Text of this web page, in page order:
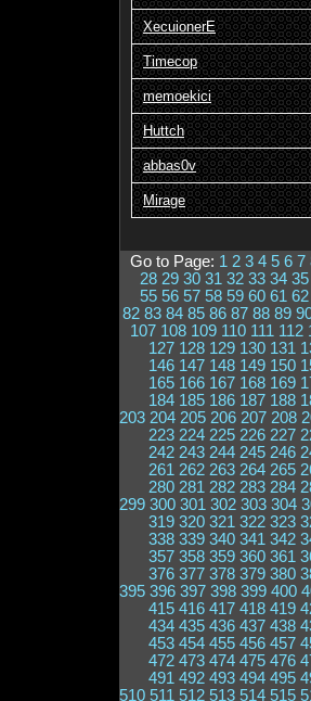
XecuionerE
Timecop
memoekici
Huttch
abbas0v
Mirage
Go to Page: 1 2 3 4 5 6 7
28 29 30 31 32 33 34 35
55 56 57 58 59 60 61 62
82 83 84 85 86 87 88 89
107 108 109 110 111 112
127 128 129 130 131
146 147 148 149 150
165 166 167 168 169
184 185 186 187 188
203 204 205 206 207 208
223 224 225 226 227
242 243 244 245 246
261 262 263 264 265
280 281 282 283 284
299 300 301 302 303 304
319 320 321 322 323
338 339 340 341 342
357 358 359 360 361
376 377 378 379 380
395 396 397 398 399 400
415 416 417 418 419
434 435 436 437 438
453 454 455 456 457
472 473 474 475 476
491 492 493 494 495
510 511 512 513 514 515